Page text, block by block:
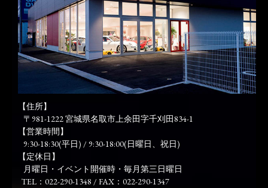
【住所】
〒981-1222 宮城県名取市上余田字千刈田834-1
【営業時間】
9:30-18:30(平日) / 9:30-18:00(日曜日、祝日)
【定休日】
月曜日・イベント開催時・毎月第三日曜日
TEL：022-290-1348 / FAX：022-290-1347